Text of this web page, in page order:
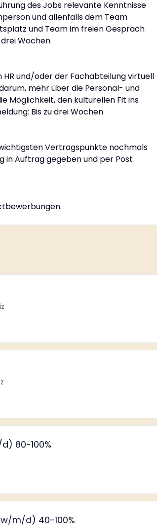
des Jobs relevante Kenntnisse
und allenfalls dem Team
und Team im freien Gespräch
Wochen
und/oder der Fachabteilung virtuell
mehr über die Personal- und
Möglichkeit, den kulturellen Fit ins
Bis zu drei Wochen
Vertragspunkte nochmals
in Auftrag gegeben und per Post
80-100%
m/d) 40-100%